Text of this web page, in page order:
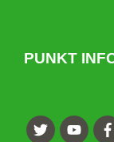
PUNKT